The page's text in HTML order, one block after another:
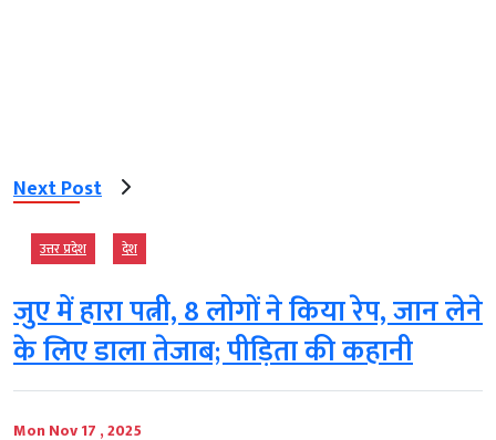
Next Post
उत्तर प्रदेश देश
जुए में हारा पत्नी, 8 लोगों ने किया रेप, जान लेने
के लिए डाला तेजाब; पीड़िता की कहानी
Mon Nov 17 , 2025